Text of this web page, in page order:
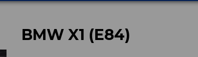
BMW X1 (E84)